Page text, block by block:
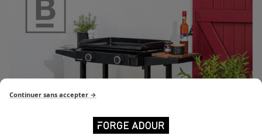
Continuer sans accepter →